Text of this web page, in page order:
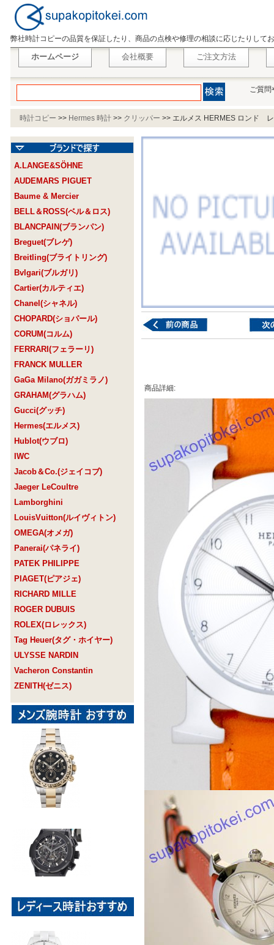
弊社時計コピーの品質を保証したり、商品の点検や修理の相談に応じたりして
ホームページ 会社概要 ご注文方法
ご質問
時計コピー >> Hermes 時計 >> クリッパー >> エルメス HERMES ロンド
A.LANGE&SÖHNE
AUDEMARS PIGUET
Baume & Mercier
BELL＆ROSS(ベル＆ロス)
BLANCPAIN(ブランパン)
Breguet(ブレゲ)
Breitling(ブライトリング)
Bvlgari(ブルガリ)
Cartier(カルティエ)
Chanel(シャネル)
CHOPARD(ショパール)
CORUM(コルム)
FERRARI(フェラーリ)
FRANCK MULLER
GaGa Milano(ガガミラノ)
GRAHAM(グラハム)
Gucci(グッチ)
Hermes(エルメス)
Hublot(ウブロ)
IWC
Jacob＆Co.(ジェイコブ)
Jaeger LeCoultre
Lamborghini
LouisVuitton(ルイヴィトン)
OMEGA(オメガ)
Panerai(パネライ)
PATEK PHILIPPE
PIAGET(ピアジェ)
RICHARD MILLE
ROGER DUBUIS
ROLEX(ロレックス)
Tag Heuer(タグ・ホイヤー)
ULYSSE NARDIN
Vacheron Constantin
ZENITH(ゼニス)
商品詳細: